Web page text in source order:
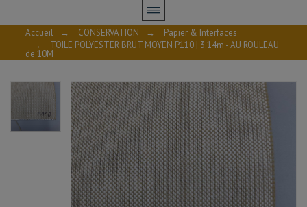
Accueil → CONSERVATION →
Papier & Interfaces
→
TOILE POLYESTER BRUT MOYEN P110 | 3.14m - AU ROULEAU
de 10M